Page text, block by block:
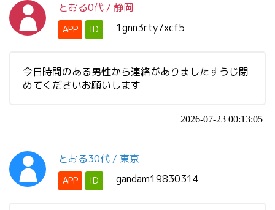
とおる0代 / 静岡
APP ID 1gnn3rty7xcf5
今日時間のある男性から連絡がありましたすうじ閉
めてくださいお願いします
2026-07-23 00:13:05
とおる30代 / 東京
APP ID gandam19830314